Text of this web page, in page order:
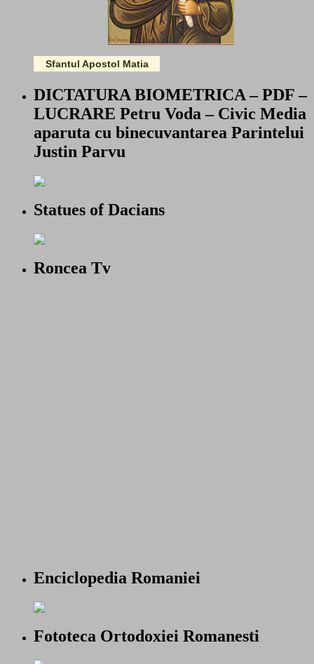
Sfantul Apostol Matia
DICTATURA BIOMETRICA – PDF –
LUCRARE Petru Voda – Civic Media
aparuta cu binecuvantarea Parintelui
Justin Parvu
Statues of Dacians
Roncea Tv
Enciclopedia Romaniei
Fototeca Ortodoxiei Romanesti